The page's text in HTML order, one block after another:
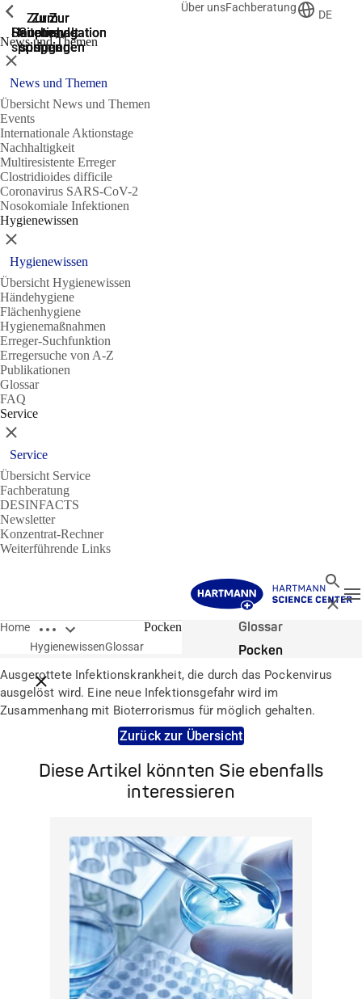
Zur
Suche
springen
Zur
Hauptnavigation
springen
Zur
Hauptnavigation
springen
Zum
Hauptinhalt
springen
Zum
Seitenende
springen
Über unsFachberatung
DE
News und Themen
Zeige vorherige
Schließen
News und Themen
Übersicht News und Themen
Events
Internationale Aktionstage
Nachhaltigkeit
Multiresistente Erreger
Clostridioides difficile
Coronavirus SARS-CoV-2
Nosokomiale Infektionen
Hygienewissen
Zeige vorherige
Schließen
Hygienewissen
Übersicht Hygienewissen
Händehygiene
Flächenhygiene
Hygienemaßnahmen
Erreger-Suchfunktion
Erregersuche von A-Z
Publikationen
Glossar
FAQ
Service
Zeige vorherige
Schließen
Service
Übersicht Service
Fachberatung
DESINFACTS
Newsletter
Konzentrat-Rechner
Weiterführende Links
Suche
Home Breadcrumbs öffnen
Breadcrumbs schließen
HygienewissenGlossar
Pocken
Glossar
Pocken
Ausgerottete Infektionskrankheit, die durch das Pockenvirus
ausgelöst wird. Eine neue Infektionsgefahr wird im
Zusammenhang mit Bioterrorismus für möglich gehalten.
Zurück zur Übersicht
Diese Artikel könnten Sie ebenfalls
interessieren